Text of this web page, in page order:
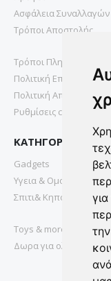
Ασφάλεια Συναλλαγών
Τρόποι Αποστολής
Τρόποι Πληρωμής
Πολιτική Επιστροφών
Πολιτική Απορρήτου
Ρυθμίσεις cookies
ΚΑΤΗΓΟΡΙΕΣ
Gadgets
Υγεια & Ομορφια
Σπιτι& Κηπος
Toys & more
Δωρα για ολους